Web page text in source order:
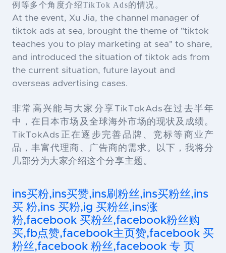
例等多个角度介绍TikTok Ads的情况。
At the event, Xu Jia, the channel manager of
tiktok ads at sea, brought the theme of "tiktok
teaches you to play marketing at sea" to share,
and introduced the situation of tiktok ads from
the current situation, future layout and
overseas advertising cases.
非常高兴能与大家分享TikTokAds在过去半年
中，在日本市场及全球海外市场的现状及成绩。
TikTokAds正在逐步完善品牌、竞标等商业产
品，丰富代理商、广告商的需求。以下，我将分
几部分为大家介绍这个分享主题。
ins买粉,ins买赞,ins刷粉丝,ins买粉丝,ins
买 粉,ins 买粉,ig 买粉丝,ins涨
粉,facebook 买粉丝,facebook粉丝购
买,fb点赞,facebook主页赞,facebook 买
粉丝,facebook 粉丝,facebook 专 页